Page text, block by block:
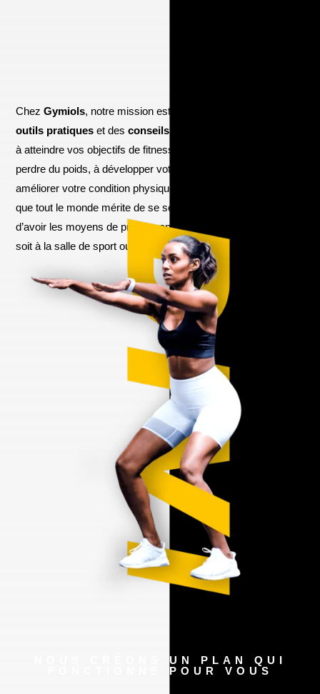
ChezGymiols, notre mission est simple : vous fournir des
outils pratiques et desconseils motivants
à atteindre vos objectifs de fitness, que vous cherchiez à
perdre du poids, à développer votre masse musculaire, ou à
améliorer votre condition physique générale. Nous croyons
que tout le monde mérite de se sentir bien dans sa peau et
d’avoir les moyens de prendre en main son bien-être, que ce
soit à la salle de sport ou à la maison.
NOUS CRÉONS UN PLAN QUI
FONCTIONNE POUR VOUS